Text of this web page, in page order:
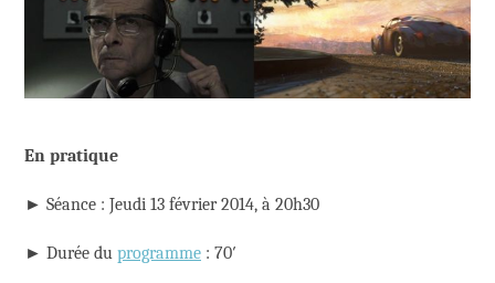
En pratique
► Séance : Jeudi 13 février 2014, à 20h30
► Durée du programme : 70′